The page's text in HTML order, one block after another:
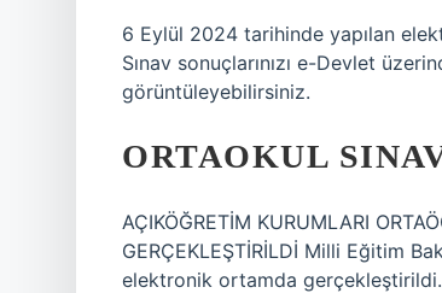
6 Eylül 2024 tarihinde yapılan
Sınav sonuçlarınızı e-Devlet
görüntüleyebilirsiniz.
ORTAOKUL
AÇIKÖĞRETİM KURUMLARI
GERÇEKLEŞTİRİLDİ Milli Eğitim
elektronik ortamda gerçekleştirildi.